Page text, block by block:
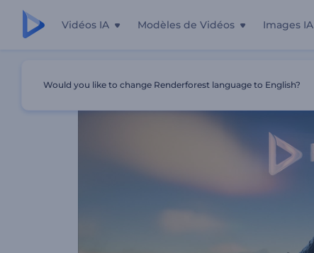
Vidéos IA Modèles de Vidéos Images IA
Would you like to change Renderforest language to English?